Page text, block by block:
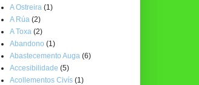
A Ostreira (1)
A Rúa (2)
A Toxa (2)
Abandono (1)
Abastecemento Auga (6)
Accesibilidade (5)
Acollementos Civís (1)